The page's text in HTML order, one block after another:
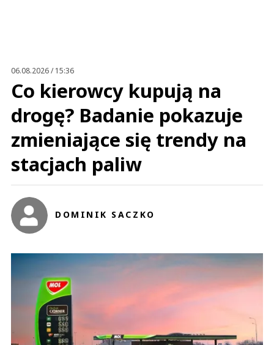
06.08.2026 / 15:36
Co kierowcy kupują na
drogę? Badanie pokazuje
zmieniające się trendy na
stacjach paliw
DOMINIK SACZKO